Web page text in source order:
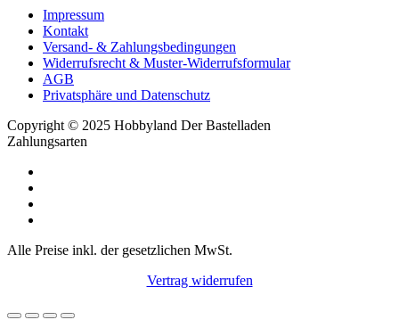
Impressum
Kontakt
Versand- & Zahlungsbedingungen
Widerrufsrecht & Muster-Widerrufsformular
AGB
Privatsphäre und Datenschutz
Copyright © 2025 Hobbyland Der Bastelladen
Zahlungsarten
Alle Preise inkl. der gesetzlichen MwSt.
Vertrag widerrufen